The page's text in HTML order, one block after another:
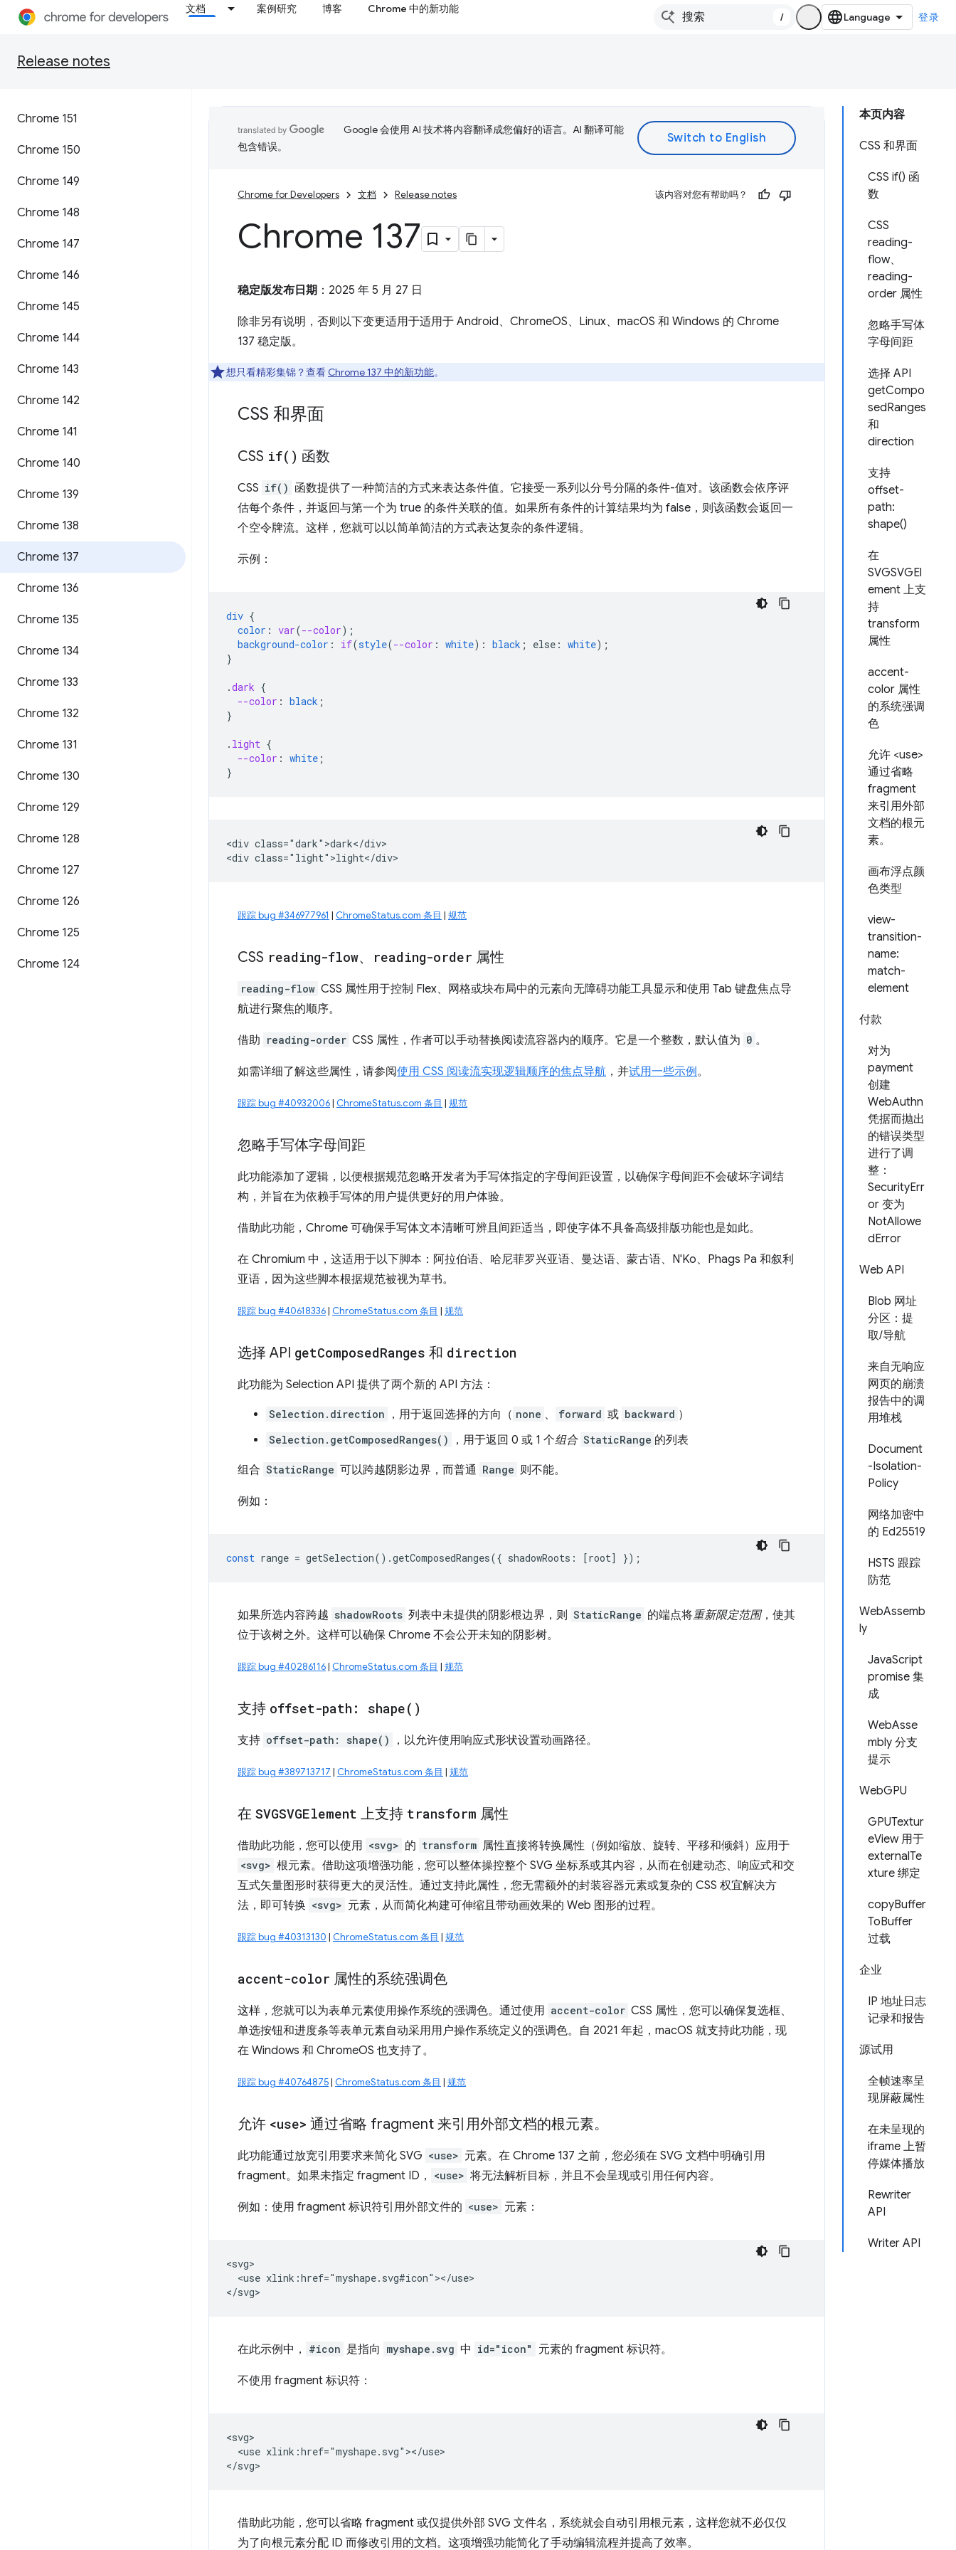
文档 案例研究 博客 Chrome 中的新功能
/ 登录
Release notes
Chrome 151
Chrome 150
Chrome 149
Chrome 148
Chrome 147
Chrome 146
Chrome 145
Chrome 144
Chrome 143
Chrome 142
Chrome 141
Chrome 140
Chrome 139
Chrome 138
Chrome 137
Chrome 136
Chrome 135
Chrome 134
Chrome 133
Chrome 132
Chrome 131
Chrome 130
Chrome 129
Chrome 128
Chrome 127
Chrome 126
Chrome 125
Chrome 124
本页内容
CSS 和界面
CSS if() 函
数
CSS
reading-
flow、
reading-
order 属性
忽略手写体
字母间距
选择 API
getCompo
sedRanges
和
direction
支持
offset-
path:
shape()
在
SVGSVGEl
ement 上支
持
transform
属性
accent-
color 属性
的系统强调
色
允许 <use>
通过省略
fragment
来引用外部
文档的根元
素。
画布浮点颜
色类型
view-
transition-
name:
match-
element
付款
对为
payment
创建
WebAuthn
凭据而抛出
的错误类型
进行了调
整：
SecurityErr
or 变为
NotAllowe
dError
Web API
Blob 网址
分区：提
取/导航
来自无响应
网页的崩溃
报告中的调
用堆栈
Document
-Isolation-
Policy
网络加密中
的 Ed25519
HSTS 跟踪
防范
WebAssemb
ly
JavaScript
promise 集
成
WebAsse
mbly 分支
提示
WebGPU
GPUTextur
eView 用于
externalTe
xture 绑定
copyBuffer
ToBuffer
过载
企业
IP 地址日志
记录和报告
源试用
全帧速率呈
现屏蔽属性
在未呈现的
iframe 上暂
停媒体播放
Rewriter
API
Writer API
Google 会使用 AI 技术将内容翻译成您偏好的语言。AI 翻译可能
包含错误。
Chrome for Developers 文档 Release notes 该内容对您有帮助吗？
Chrome 137
稳定版发布日期 ：2025 年 5 月 27 日
除非另有说明，否则以下变更适用于适用于 Android、ChromeOS、Linux、macOS 和 Windows 的 Chrome
137 稳定版。
想只看精彩集锦？查看 Chrome 137 中的新功能。
CSS 和界面
CSS if( ) 函数
CSS if() 函数提供了一种简洁的方式来表达条件值。它接受一系列以分号分隔的条件-值对。该函数会依序评
估每个条件，并返回与第一个为 true 的条件关联的值。如果所有条件的计算结果均为 false，则该函数会返回一
个空令牌流。这样，您就可以以简单简洁的方式表达复杂的条件逻辑。
示例：
div {
color : var(--color);
background-color : if(style(--color : white) : black ; else : white);
}
.dark {
--color : black ;
}
. light {
--color : white ;
}
<div class="dark">dark</div>
跟踪 bug #346977961 | ChromeStatus.com 条目 | 规范
CSS reading-flow、 reading-order 属性
reading-flow CSS 属性用于控制 Flex、网格或块布局中的元素向无障碍功能工具显示和使用 Tab 键盘焦点导
航进行聚焦的顺序。
借助 reading-order CSS 属性，作者可以手动替换阅读流容器内的顺序。它是一个整数，默认值为 0 。
如需详细了解这些属性，请参阅使用 CSS 阅读流实现逻辑顺序的焦点导航 ，并试用一些示例。
跟踪 bug #40932006| ChromeStatus.com 条目 | 规范
忽略手写体字母间距
此功能添加了逻辑，以便根据规范忽略开发者为手写体指定的字母间距设置，以确保字母间距不会破坏字词结
构，并旨在为依赖手写体的用户提供更好的用户体验。
借助此功能，Chrome 可确保手写体文本清晰可辨且间距适当，即使字体不具备高级排版功能也是如此。
在 Chromium 中，这适用于以下脚本：阿拉伯语、哈尼菲罗兴亚语、曼达语、蒙古语、N'Ko、Phags Pa 和叙利
亚语，因为这些脚本根据规范被视为草书。
跟踪 bug #40618336| ChromeStatus.com 条目 | 规范
选择 API getComposedRanges 和 direction
此功能为 Selection API 提供了两个新的 API 方法：
Selection.direction ，用于返回选择的方向（ none 、 forward 或 backward ）
Selection.getComposedRanges() ，用于返回 0 或 1 个组合 StaticRange 的列表
组合 StaticRange 可以跨越阴影边界，而普通 Range 则不能。
例如：
const range = getSelection().getComposedRanges({ shadowRoots : [root] });
如果所选内容跨越 shadowRoots 列表中未提供的阴影根边界，则 StaticRange 的端点将重新限定范围，使其
位于该树之外。这样可以确保 Chrome 不会公开未知的阴影树。
跟踪 bug #40286116| ChromeStatus.com 条目 | 规范
支持 offset-path: shape( )
支持 offset-path: shape() ，以允许使用响应式形状设置动画路径。
跟踪 bug #389713717 | ChromeStatus.com 条目 | 规范
在 SVGSVGElement 上支持 transform 属性
借助此功能，您可以使用 <svg> 的 transform 属性直接将转换属性（例如缩放、旋转、平移和倾斜）应用于
<svg> 根元素。借助这项增强功能，您可以整体操控整个 SVG 坐标系或其内容，从而在创建动态、响应式和交
互式矢量图形时获得更大的灵活性。通过支持此属性，您无需额外的封装容器元素或复杂的 CSS 权宜解决方
法，即可转换 <svg> 元素，从而简化构建可伸缩且带动画效果的 Web 图形的过程。
跟踪 bug #40313130 | ChromeStatus.com 条目 | 规范
accent-color 属性的系统强调色
这样，您就可以为表单元素使用操作系统的强调色。通过使用 accent-color CSS 属性，您可以确保复选框、
单选按钮和进度条等表单元素自动采用用户操作系统定义的强调色。自 2021 年起，macOS 就支持此功能，现
在 Windows 和 ChromeOS 也支持了。
跟踪 bug #40764875| ChromeStatus.com 条目 | 规范
允许 <use> 通过省略 fragment 来引用外部文档的根元素。
此功能通过放宽引用要求来简化 SVG <use> 元素。在 Chrome 137 之前，您必须在 SVG 文档中明确引用
fragment。如果未指定 fragment ID，
<use> 将无法解析目标，并且不会呈现或引用任何内容。
例如：使用 fragment 标识符引用外部文件的 <use> 元素：
<svg>
  <use xlink:href="myshape.svg#icon"></use>
在此示例中， #icon 是指向 myshape.svg 中 id="icon" 元素的 fragment 标识符。
不使用 fragment 标识符：
<svg>
  <use xlink:href="myshape.svg"></use>
借助此功能，您可以省略 fragment 或仅提供外部 SVG 文件名，系统就会自动引用根元素，这样您就不必仅仅
为了向根元素分配 ID 而修改引用的文档。这项增强功能简化了手动编辑流程并提高了效率。